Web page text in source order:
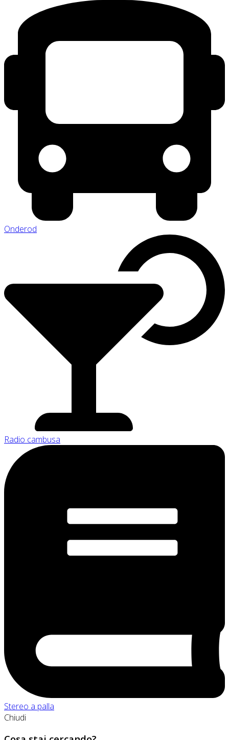
Onderod
Radio cambusa
Stereo a palla
Chiudi